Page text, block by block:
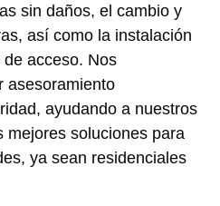
sin daños, el cambio y
así como la instalación
acceso. Nos
asesoramiento
ayudando a nuestros
mejores soluciones para
ya sean residenciales